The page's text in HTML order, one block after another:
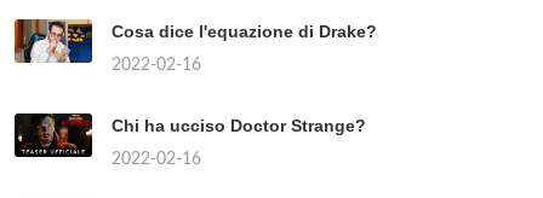
Cosa dice l'equazione di Drake?
2022-02-16
Chi ha ucciso Doctor Strange?
2022-02-16